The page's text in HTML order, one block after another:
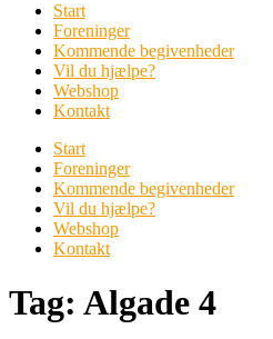
Start
Foreninger
Kommende begivenheder
Vil du hjælpe?
Webshop
Kontakt
Start
Foreninger
Kommende begivenheder
Vil du hjælpe?
Webshop
Kontakt
Tag: Algade 4